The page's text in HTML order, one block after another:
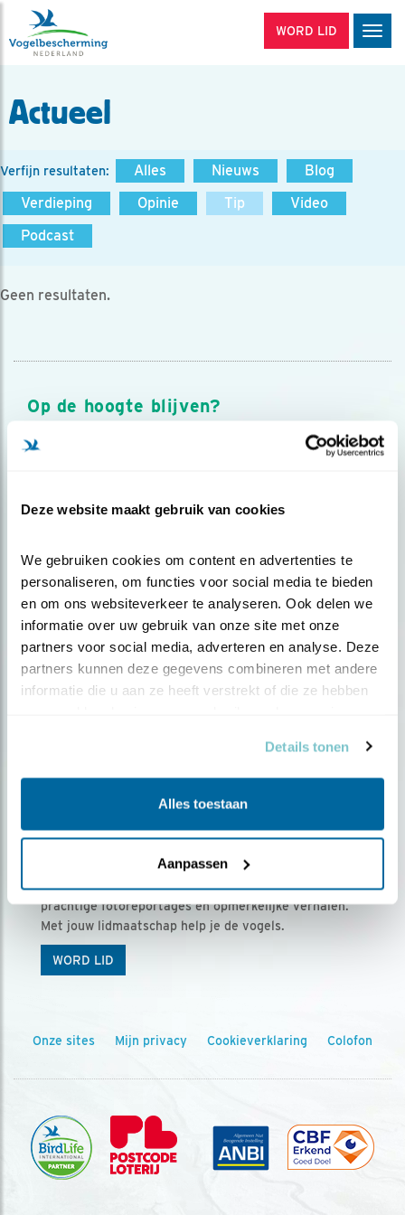
Deze website maakt gebruik van cookies
We gebruiken cookies om content en advertenties te
personaliseren, om functies voor social media te bieden
en om ons websiteverkeer te analyseren. Ook delen we
informatie over uw gebruik van onze site met onze
partners voor social media, adverteren en analyse. Deze
partners kunnen deze gegevens combineren met andere
informatie die u aan ze heeft verstrekt of die ze hebben
Details tonen
Alles toestaan
Aanpassen
WORD LID
Actueel
Verfijn resultaten: Alles Nieuws
Blog
Verdieping
Opinie Tip
Video
Podcast
Geen resultaten.
Op de hoogte blijven?
Meld je aan en ontvang nieuws, inspiratie, acties en tips
over vogels en activiteiten van Vogelbescherming.
Ontvang 5 x Vogels voor € 36,00 per jaar
Vogels is het tijdschrift voor onze leden, met
prachtige fotoreportages en opmerkelijke verhalen.
Met jouw lidmaatschap help je de vogels.
WORD LID
Onze sites Mijn privacy Cookieverklaring Colofon